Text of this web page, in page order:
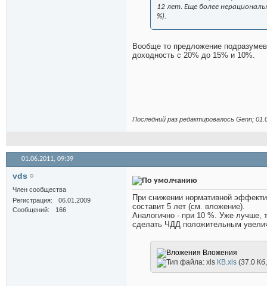
12 лет. Еще более
%).
Вообще то предложение
доходность с 20% до 15% и 10%.
Последний раз редактировалось Genn;
01.06.2011, 09:39
vds
Член сообщества
Регистрация
06.01.2009
Сообщений
166
При снижении нормативной
составит 5 лет (см. вложение).
Аналогично - при 10 %. Уже лучше,
сделать ЧДД положительным
Вложения
КВ.xls (37.0